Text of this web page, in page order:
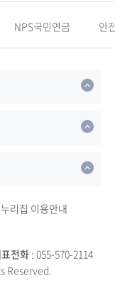
NPS국민연금 안
누리집 이용안내
전화 : 055-570-2114
Reserved.